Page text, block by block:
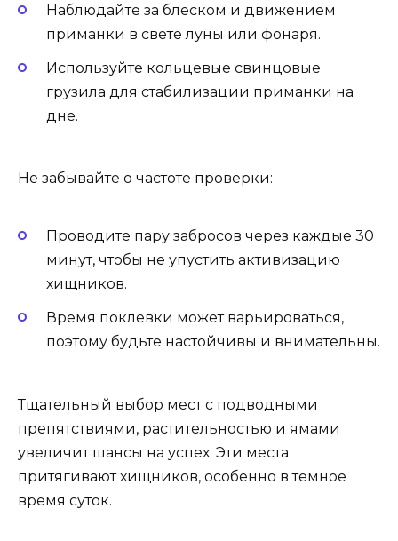
Наблюдайте за блеском и движением
приманки в свете луны или фонаря.
Используйте кольцевые свинцовые
грузила для стабилизации приманки на
дне.
Не забывайте о частоте проверки:
Проводите пару забросов через каждые 30
минут, чтобы не упустить активизацию
хищников.
Время поклевки может варьироваться,
поэтому будьте настойчивы и внимательны.
Тщательный выбор мест с подводными
препятствиями, растительностью и ямами
увеличит шансы на успех. Эти места
притягивают хищников, особенно в темное
время суток.